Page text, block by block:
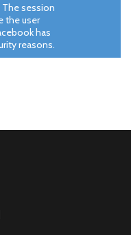
The session
the user
has
reasons.